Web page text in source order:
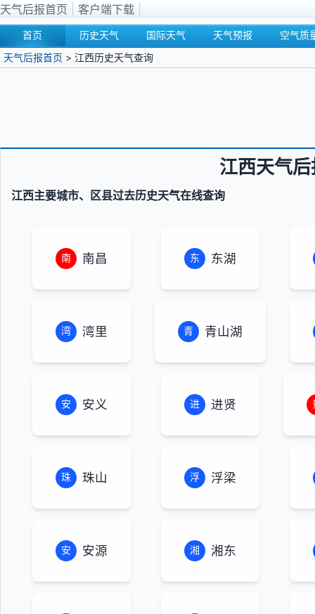
天气后报首页 客户端下载
首页 历史天气 国际天气 天气预报 空气质
天气后报首页 > 江西历史天气查询
江西天气
江西主要城市、区县过去历史天气在线查询
南 南昌 东 东湖
湾 湾里 青 青山湖
安 安义 进 进贤
珠 珠山 浮 浮梁
安 安源 湘 湘东